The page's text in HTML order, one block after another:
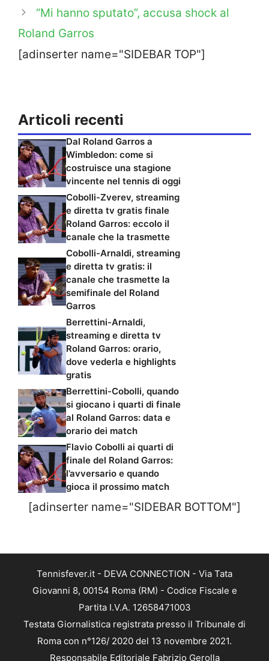
“Mi hanno sputato”, accusa shock al
Roland Garros
[adinserter name="SIDEBAR TOP"]
Articoli recenti
Dal Roland Garros a
Wimbledon: come si
costruisce una stagione
vincente nel tennis di oggi
Cobolli-Zverev, streaming
e diretta tv gratis finale
Roland Garros: eccolo il
canale che la trasmette
Cobolli-Arnaldi, streaming
e diretta tv gratis: il
canale che trasmette la
semifinale del Roland
Garros
Berrettini-Arnaldi,
streaming e diretta tv
Roland Garros: orario,
dove vederla e highlights
gratis
Berrettini-Cobolli, quando
si giocano i quarti di finale
al Roland Garros: data e
orario dei match
Flavio Cobolli ai quarti di
finale del Roland Garros:
l’avversario e quando
gioca il prossimo match
[adinserter name="SIDEBAR BOTTOM"]
Tennisfever.it - DEVA CONNECTION - Via Tata
Giovanni 8, 00154 Roma (RM) - Codice Fiscale e
Partita I.V.A. 12658471003
Testata Giornalistica registrata presso il Tribunale di
Roma con n°126/ 2020 del 13 novembre 2021.
Responsabile Editoriale Fabrizio Gerolla